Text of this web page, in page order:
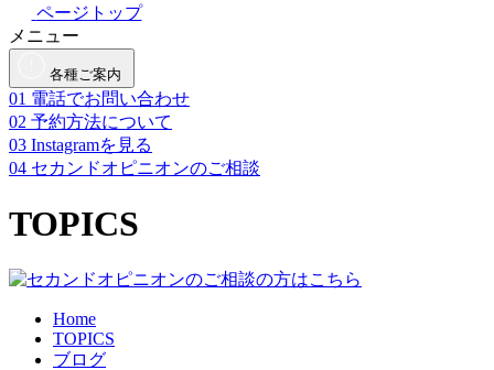
ページトップ
メニュー
各種ご案内
01 電話でお問い合わせ
02 予約方法について
03 Instagramを見る
04 セカンドオピニオンのご相談
TOPICS
Home
TOPICS
ブログ